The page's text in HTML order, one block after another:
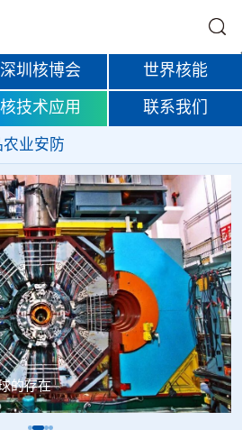
深圳核博会 世界核能
核技术应用 联系我们
农业安防
首次交付高纯度钍-228，商业供货